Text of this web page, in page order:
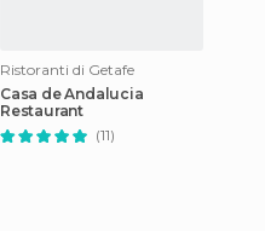
Ristoranti di Getafe
Casa de Andalucia
Restaurant
(11)